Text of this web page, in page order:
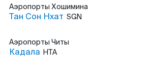
Аэропорты Хошимина
Тан Сон Нхат SGN
Аэропорты Читы
Кадала HTA